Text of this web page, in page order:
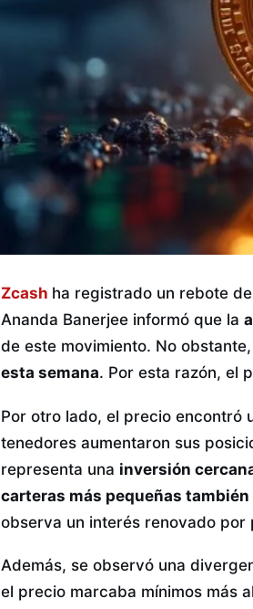
Zcash ha registrado un rebote
Ananda Banerjee informó que la
de este movimiento. No obstante,
esta semana. Por esta razón, el
Por otro lado, el precio encontró
tenedores aumentaron sus
representa una inversión
carteras más pequeñas
observa un interés renovado
Además, se observó una
el precio marcaba mínimos más